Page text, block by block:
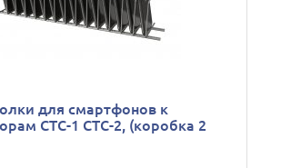
для смартфонов к
СТС-1 CТС-2, (коробка 2